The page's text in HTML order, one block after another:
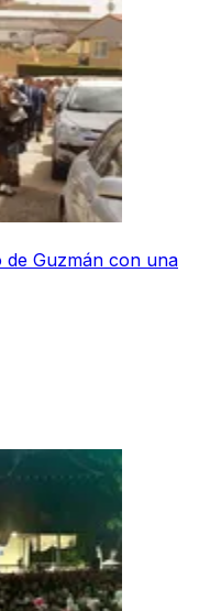
Guzmán con una